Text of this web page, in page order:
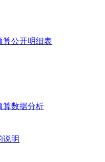
算公开明细表
算数据分析
说明